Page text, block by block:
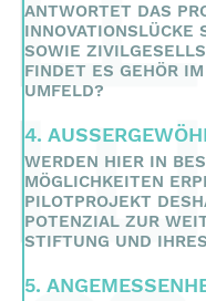
ANTWORTET DAS
INNOVATIONSLÜCKE
SOWIE
FINDET ES GEHÖR
UMFELD?
4.
WERDEN HIER IN
MÖGLICHKEITEN
PILOTPROJEKT
POTENZIAL ZUR
STIFTUNG UND
5.